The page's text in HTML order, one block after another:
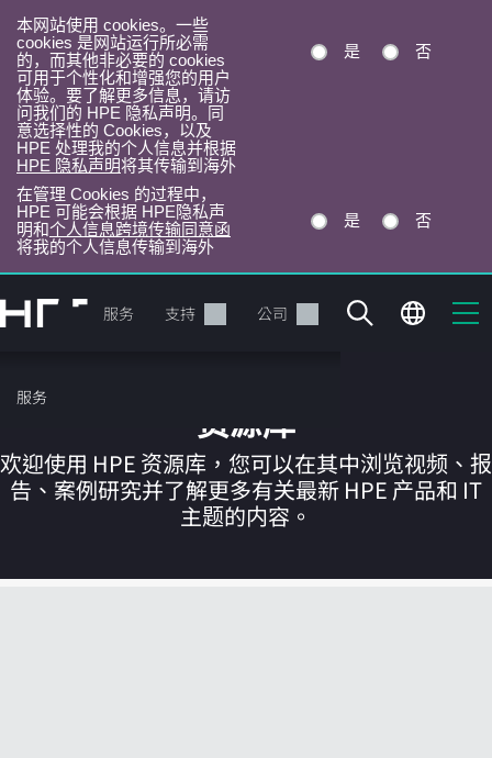
本网站使用 cookies。一些
cookies 是网站运行所必需
的，而其他非必要的 cookies
可用于个性化和增强您的用户
体验。要了解更多信息，请访
问我们的 HPE 隐私声明。同
意选择性的 Cookies，以及
HPE 处理我的个人信息并根据
HPE 隐私声明将其传输到海外
是 否
在管理 Cookies 的过程中，
HPE 可能会根据 HPE隐私声
明和个人信息跨境传输同意函
将我的个人信息传输到海外
是 否
转
到
目
录
产品 服务 支持 公司
服务
您的购物车目前是空的
资源库
欢迎使用 HPE 资源库，您可以在其中浏览视频、报
告、案例研究并了解更多有关最新 HPE 产品和 IT
主题的内容。